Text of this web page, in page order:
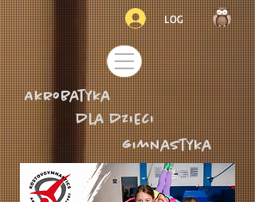
LOG
Akrobatyka
dla dzieci
gimnastyka